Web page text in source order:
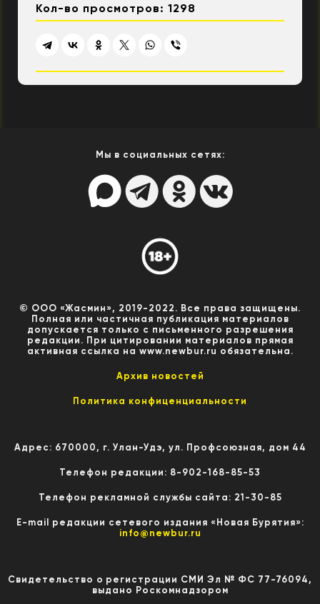
Кол-во просмотров: 1298
Мы в социальных сетях:
© ООО «Жасмин», 2019-2022. Все права защищены.
Полная или частичная публикация материалов
допускается только с письменного разрешения
редакции. При цитировании материалов прямая
активная ссылка на www.newbur.ru обязательна.
Архив новостей
Политика конфиценциальности
Адрес: 670000, г. Улан-Удэ, ул. Профсоюзная, дом 44
Телефон редакции: 8-902-168-85-53
Телефон рекламной службы сайта: 21-30-85
E-mail редакции сетевого издания «Новая Бурятия»:
info@newbur.ru
Свидетельство о регистрации СМИ Эл № ФС 77-76094,
выдано Роскомнадзором